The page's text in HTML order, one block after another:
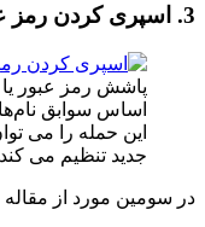
3. اسپری کردن رمز عبور یا Password Spraying
اساس سوابق
این حمله را می
جدید تنظیم می
در سومین مورد از